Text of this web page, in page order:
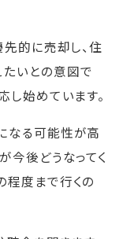
先的に売却し、住
いとの意図で
し始めています。
なる可能性が高
今後どうなってく
程度まで行くの